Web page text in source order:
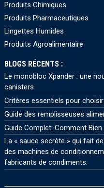
Produits Chimiques
Produits Pharmaceutiques
Lingettes Humides
Produits Agroalimentaire
BLOGS RÉCENTS :
Le monobloc Xpander : une
canisters
Critères essentiels pour
Guide des remplisseuses
Guide Complet: Comment
La « sauce secrète » qui fait
des machines de
fabricants de condiments.